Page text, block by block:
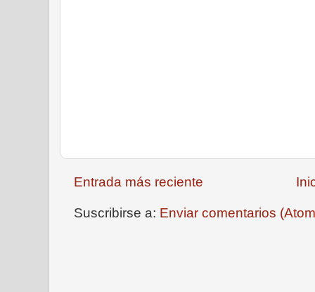
Entrada más reciente
Suscribirse a: Enviar comentarios